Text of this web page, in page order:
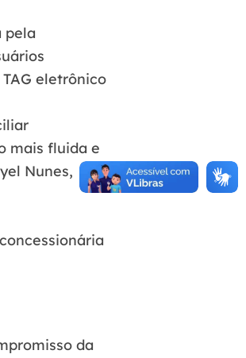
pela
eletrônico
mais fluida e
Nunes,
da